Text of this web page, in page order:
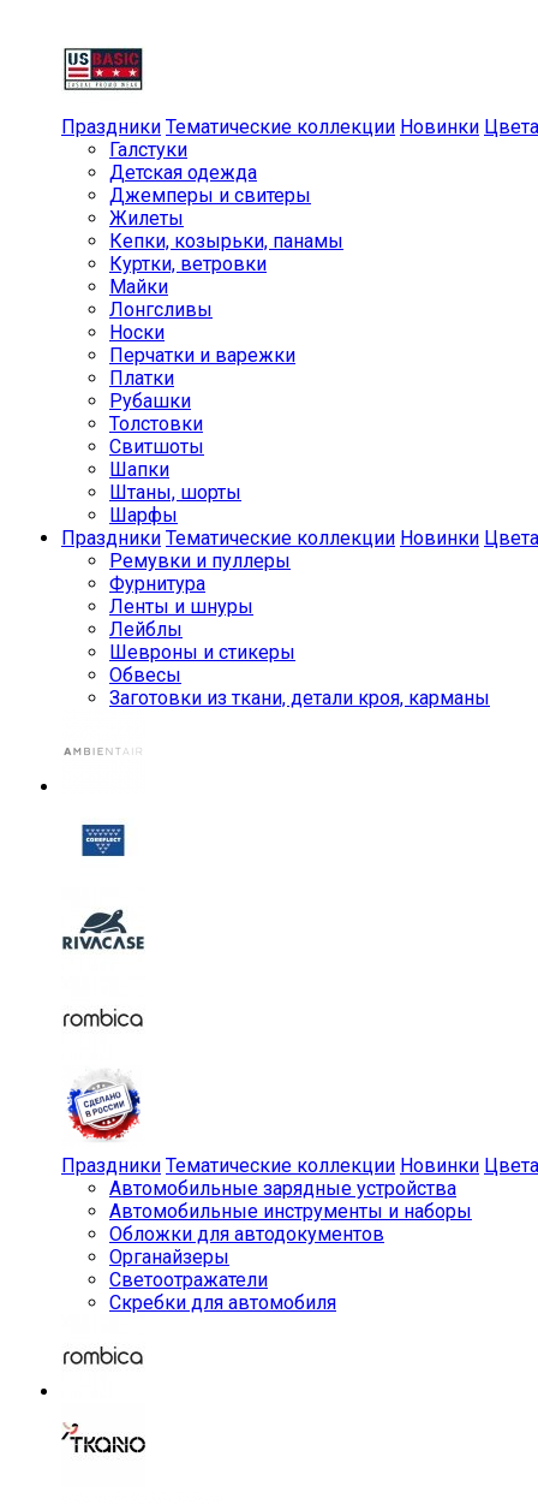
Праздники Тематические коллекции Новинки Цвета
Галстуки
Детская одежда
Джемперы и свитеры
Жилеты
Кепки, козырьки, панамы
Куртки, ветровки
Майки
Лонгсливы
Носки
Перчатки и варежки
Платки
Рубашки
Толстовки
Свитшоты
Шапки
Штаны, шорты
Шарфы
Праздники Тематические коллекции Новинки Цвета
Ремувки и пуллеры
Фурнитура
Ленты и шнуры
Лейблы
Шевроны и стикеры
Обвесы
Заготовки из ткани, детали кроя, карманы
Праздники Тематические коллекции Новинки Цвета
Автомобильные зарядные устройства
Автомобильные инструменты и наборы
Обложки для автодокументов
Органайзеры
Светоотражатели
Скребки для автомобиля